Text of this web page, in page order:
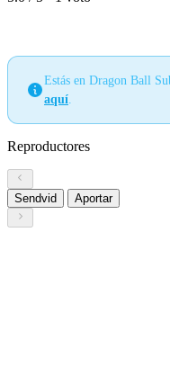
Estás en Dragon Ball
aquí
Reproductores
Sendvid Aportar